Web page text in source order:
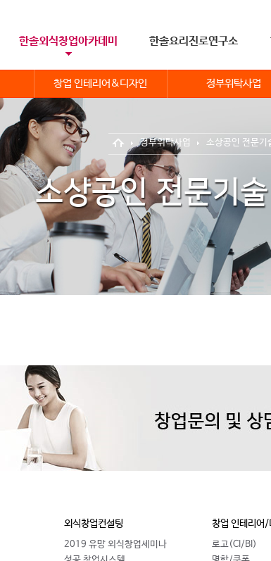
한솔외식창업아카데미 한솔요리진로연구소
창업 인테리어&디자인 정부위탁사업
정부위탁사업 소상공인 전문기
소상공인 전문기
외식창업컨설팅
2019 유망 외식창업세미나
창업 인테리어/
로고(CI/BI)